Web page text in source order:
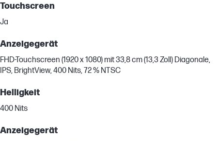
Touchscreen
Ja
Anzeigegerät
FHD-Touchscreen (1920 x 1080) mit 33,8 cm (13,3 Zoll) Diagonale,
IPS, BrightView, 400 Nits, 72 % NTSC
Helligkeit
400 Nits
Anzeigegerät